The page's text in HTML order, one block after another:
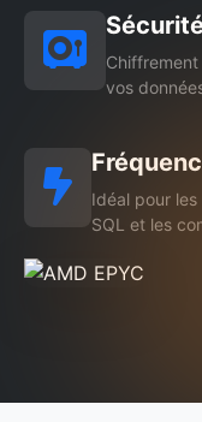
vos
Idéal pour
SQL et les